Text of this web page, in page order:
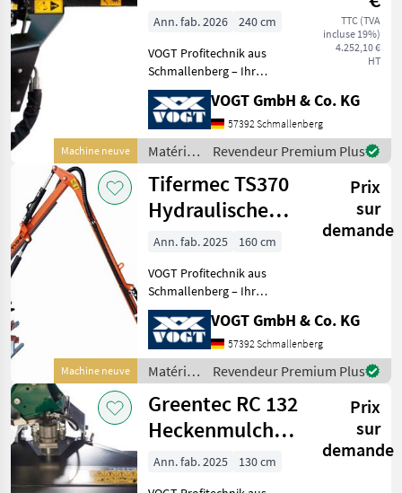
Greentec
Machine neuve
/Astschere für
Ausleger
TTC (TVA
incluse 19%)
4.252,10 €
HT
Ann. fab. 2026
240 cm
VOGT Profitechnik aus
Schmallenberg – Ihr
führender Anbieter für
professionelle
Landschaftspflegetechnik =
Mehrere VOGT-Standorte +
100 Servicepartner in
Deutsch
VOGT GmbH & Co. KG
57392 Schmallenberg
Matériels
pour
l’entretien
des
arbres /
Greentec
Revendeur Premium Plus
Machine neuve
Tifermec TS370
Hydraulische
Heckenschere
/Heckenschneider
Prix
sur
demande
Ann. fab. 2025
160 cm
VOGT Profitechnik aus
Schmallenberg – Ihr
führender Anbieter für
professionelle
Landschaftspflegetechnik =
Mehrere VOGT-Standorte +
100 Servicepartner in
Deutsch
VOGT GmbH & Co. KG
57392 Schmallenberg
Matériels
pour
l’entretien
des
arbres /
Tifermec
Revendeur Premium Plus
Greentec RC 132
Heckenmulcher
für Ausleger
/Bagger
Prix
sur
demande
Ann. fab. 2025
130 cm